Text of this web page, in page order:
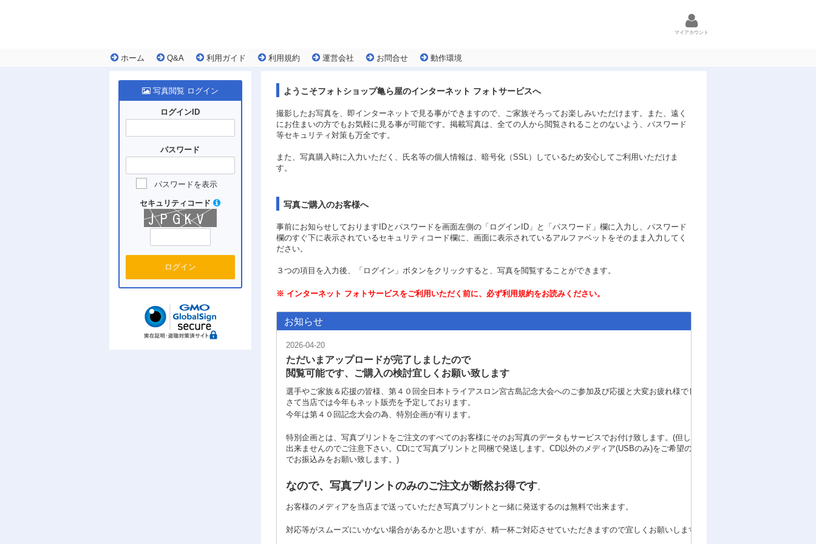
マイアカウント
ホーム Q&A 利用ガイド 利用規約 運営会社 お問合せ 動作環境
写真閲覧 ログイン
ログインID
パスワード
パスワードを表示
セキュリティコード
ログイン
ようこそフォトショップ亀ら屋のインターネット フォトサービスへ
撮影したお写真を、即インターネットで見る事ができますので、ご家族そろってお楽しみいただけます。また、遠く
にお住まいの方でもお気軽に見る事が可能です。掲載写真は、全ての人から閲覧されることのないよう、パスワード
等セキュリティ対策も万全です。
また、写真購入時に入力いただく、氏名等の個人情報は、暗号化（SSL）しているため安心してご利用いただけま
す。
写真ご購入のお客様へ
事前にお知らせしておりますIDとパスワードを画面左側の「ログインID」と「パスワード」欄に入力し、パスワード
欄のすぐ下に表示されているセキュリティコード欄に、画面に表示されているアルファベットをそのまま入力してく
ださい。
３つの項目を入力後、「ログイン」ボタンをクリックすると、写真を閲覧することができます。
※ インターネット フォトサービスをご利用いただく前に、必ず利用規約をお読みください。
お知らせ
2026-04-20
ただいまアップロードが完了しましたので
閲覧可能です、ご購入の検討宜しくお願い致します
選手やご家族＆応援の皆様、第４０回全日本トライアスロン宮古島記念大会へのご参加及び応援と大変お疲れ様でした。
さて当店では今年もネット販売を予定しております。
今年は第４０回記念大会の為、特別企画が有ります。
特別企画とは、写真プリントをご注文のすべてのお客様にそのお写真のデータもサービスでお付け致します。(但し、メールでのデータの対応は
出来ませんのでご注意下さい。CDにて写真プリントと同梱で発送します。CD以外のメディア(USBのみ)をご希望のお客様は￥１．０００追加で
でお振込みをお願い致します。)
なので、写真プリントのみのご注文が断然お得です。
お客様のメディアを当店まで送っていただき写真プリントと一緒に発送するのは無料で出来ます。
対応等がスムーズにいかない場合があるかと思いますが、精一杯ご対応させていただきますので宜しくお願いします。